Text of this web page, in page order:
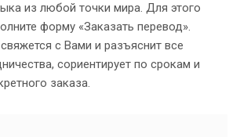
из любой точки мира. Для этого
форму «Заказать перевод».
с Вами и разъяснит все
сориентирует по срокам и
заказа.